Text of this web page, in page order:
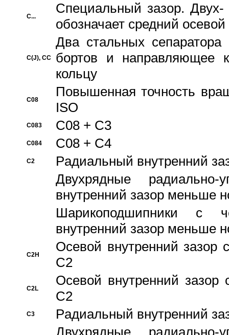
C...
Специальный зазор.
обозначает средний
C(J), CC
Два стальных сепаратора
бортов и направляющее
кольцу
C08
Повышенная точность
ISO
C083 C08 + C3
C084 C08 + C4
C2
Pадиальный внутренний
Двухрядные радиально-
внутренний зазор меньше
Шарикоподшипники с
внутренний зазор меньше
C2H
Осевой внутренний зазор
C2
C2L
Осевой внутренний зазор
C2
C3
Pадиальный внутренний
Двухрядные